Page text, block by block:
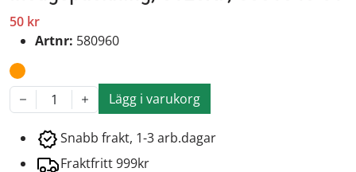
50 kr
Artnr: 580960
1 Lägg i varukorg
Snabb frakt, 1-3 arb.dagar
Fraktfritt 999kr